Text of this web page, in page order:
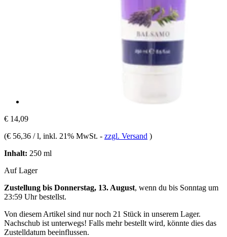
€ 14,09
(€ 56,36 / l, inkl. 21% MwSt. - zzgl. Versand )
Inhalt: 250 ml
Auf Lager
Zustellung bis Donnerstag, 13. August, wenn du bis Sonntag um
23:59 Uhrbestellst.
Von diesem Artikel sind nur noch 21 Stück in unserem Lager.
Nachschub ist unterwegs! Falls mehr bestellt wird, könnte dies das
Zustelldatum beeinflussen.